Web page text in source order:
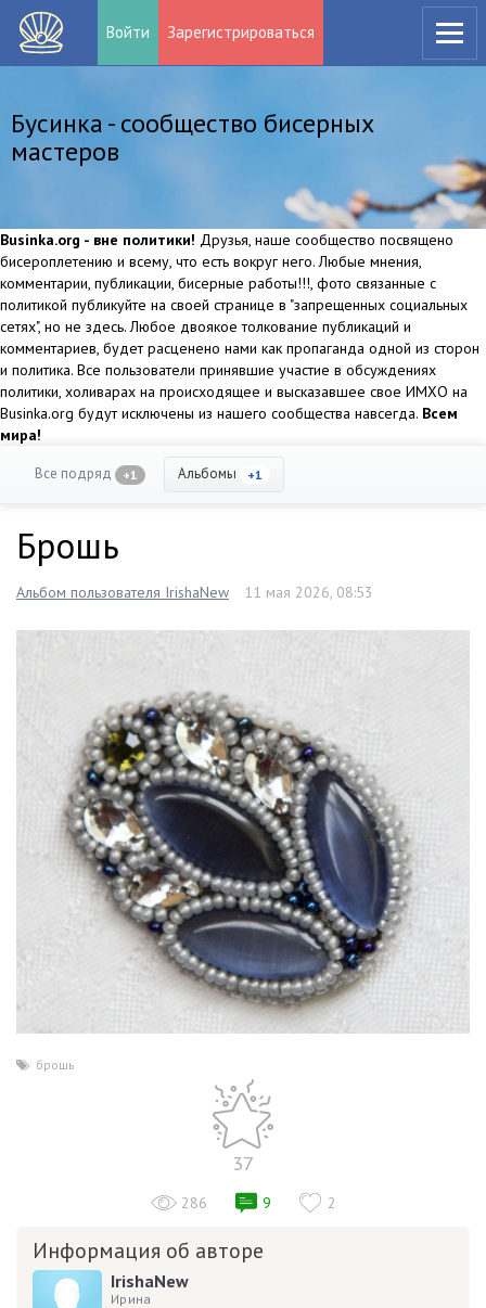
Войти Зарегистрироваться
Бусинка - сообщество бисерных
мастеров
Businka.org - вне политики! Друзья, наше сообщество посвящено
бисероплетению и всему, что есть вокруг него. Любые мнения,
комментарии, публикации, бисерные работы!!!, фото связанные с
политикой публикуйте на своей странице в "запрещенных социальных
сетях", но не здесь. Любое двоякое толкование публикаций и
комментариев, будет расценено нами как пропаганда одной из сторон
и политика. Все пользователи принявшие участие в обсуждениях
политики, холиварах на происходящее и высказавшее свое ИМХО на
Businka.org будут исключены из нашего сообщества навсегда. Всем
мира!
Все подряд +1 Альбомы +1
Брошь
Альбом пользователя IrishaNew 11 мая 2026, 08:53
брошь
37
286 9 2
Информация об авторе
IrishaNew
Ирина